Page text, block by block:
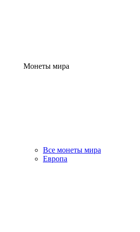
Монеты мира
Все монеты мира
Европа